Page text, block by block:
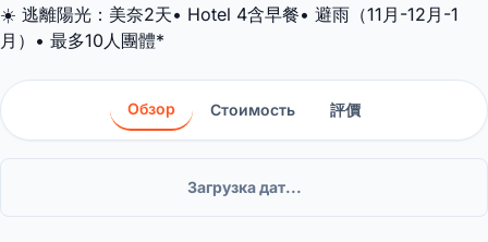
☀️ 逃離陽光：美奈2天• Hotel 4含早餐• 避雨（11月-12月-1
月）• 最多10人團體*
Обзор Стоимость 評價
Загрузка дат...